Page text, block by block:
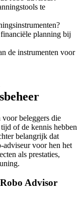
te
planning bij
de instrumenten voor
beleggers die
of de kennis hebben
belangrijk dat
voor hen het
als prestaties,
Advisor